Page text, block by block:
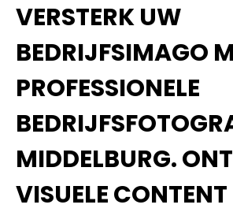
VERSTERK UW
BEDRIJFSIMAGO
PROFESSIONELE
MIDDELBURG.
VISUELE